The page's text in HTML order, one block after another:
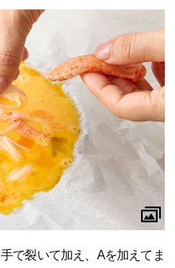
で裂いて加え、Aを加えてま